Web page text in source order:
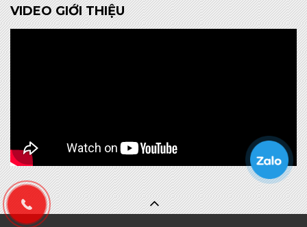
VIDEO GIỚI THIỆU